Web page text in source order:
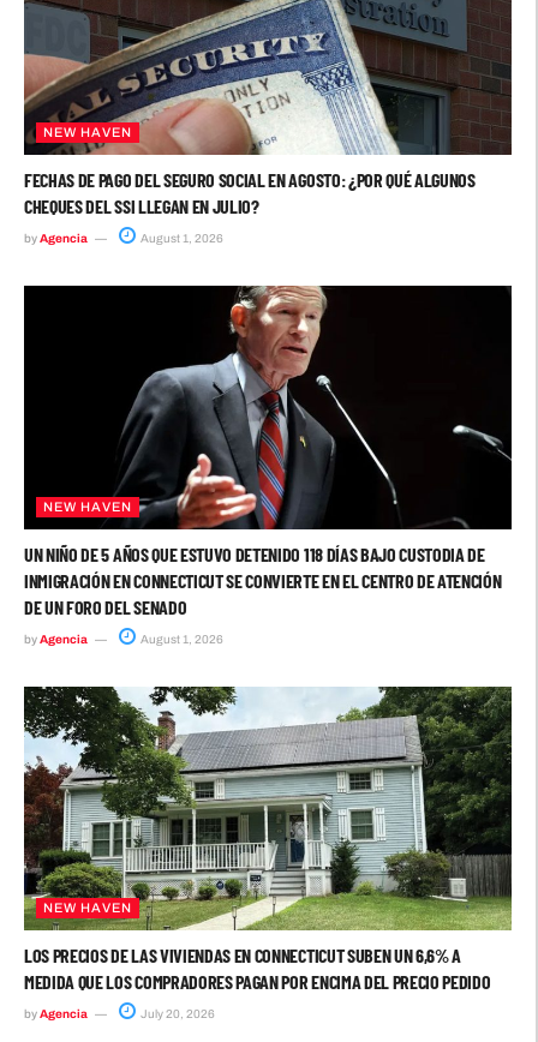
NEW HAVEN
FECHAS DE PAGO DEL SEGURO SOCIAL EN AGOSTO: ¿POR QUÉ ALGUNOS
CHEQUES DEL SSI LLEGAN EN JULIO?
byAgencia August 1, 2026
NEW HAVEN
UN NIÑO DE 5 AÑOS QUE ESTUVO DETENIDO 118 DÍAS BAJO CUSTODIA DE
INMIGRACIÓN EN CONNECTICUT SE CONVIERTE EN EL CENTRO DE ATENCIÓN
DE UN FORO DEL SENADO
byAgencia August 1, 2026
NEW HAVEN
LOS PRECIOS DE LAS VIVIENDAS EN CONNECTICUT SUBEN UN 6,6% A
MEDIDA QUE LOS COMPRADORES PAGAN POR ENCIMA DEL PRECIO PEDIDO
byAgencia July 20, 2026